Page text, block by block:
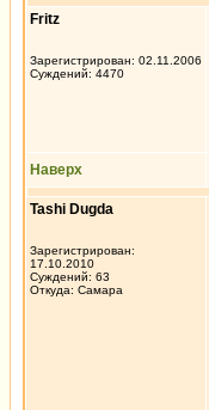
Fritz
Зарегистрирован: 02.11.2006
Суждений: 4470
Наверх
Tashi Dugda
Зарегистрирован:
17.10.2010
Суждений: 63
Откуда: Самара